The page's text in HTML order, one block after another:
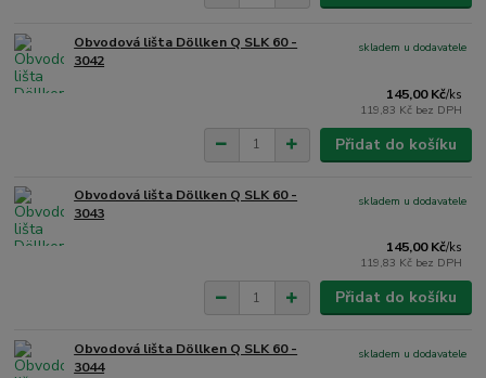
Obvodová lišta Döllken Q SLK 60 -
3042
145,00 Kč/ks
119,83 Kč bez DPH
skladem u dodavatele
Přidat do košíku
Obvodová lišta Döllken Q SLK 60 -
3043
145,00 Kč/ks
119,83 Kč bez DPH
skladem u dodavatele
Přidat do košíku
Obvodová lišta Döllken Q SLK 60 -
3044
skladem u dodavatele